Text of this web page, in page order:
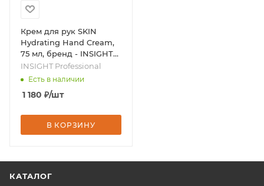
Крем для рук SKIN
Hydrating Hand Cream,
75 мл, бренд - INSIGHT
Professional
INSIGHT Professional
Есть в наличии
1 180 ₽/шт
В КОРЗИНУ
КАТАЛОГ